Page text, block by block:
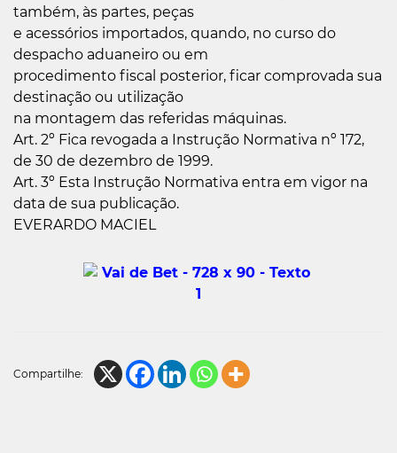
também, às partes, peças
e acessórios importados, quando, no curso do
despacho aduaneiro ou em
procedimento fiscal posterior, ficar comprovada sua
destinação ou utilização
na montagem das referidas máquinas.
Art. 2º Fica revogada a Instrução Normativa nº 172,
de 30 de dezembro de 1999.
Art. 3º Esta Instrução Normativa entra em vigor na
data de sua publicação.
EVERARDO MACIEL
Compartilhe: